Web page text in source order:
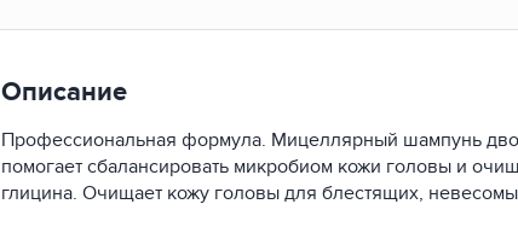
Описание
Профессиональная формула. Мицеллярный шампунь
помогает сбалансировать микробиом кожи головы и
глицина. Очищает кожу головы для блестящих,